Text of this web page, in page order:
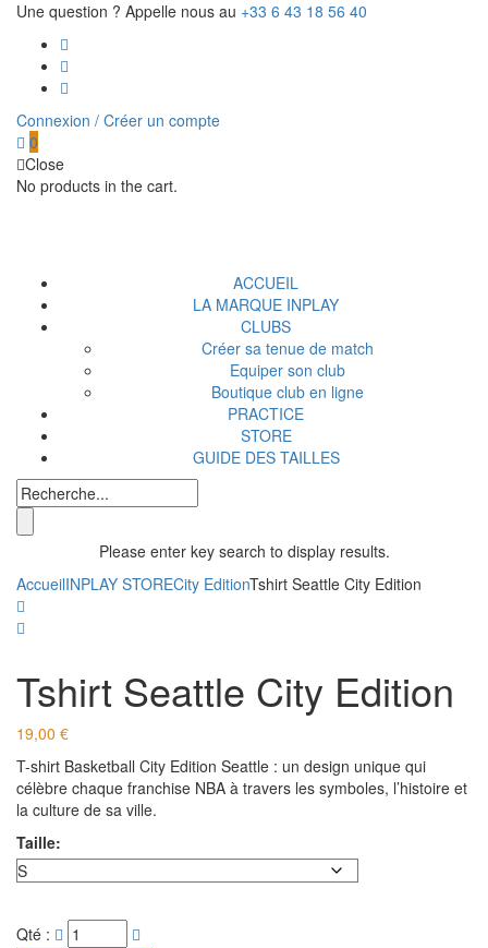
Une question ? Appelle nous au +33 6 43 18 56 40
Connexion / Créer un compte
0
Close
No products in the cart.
ACCUEIL
LA MARQUE INPLAY
CLUBS
Créer sa tenue de match
Equiper son club
Boutique club en ligne
PRACTICE
STORE
GUIDE DES TAILLES
Please enter key search to display results.
AccueilINPLAY STORECity EditionTshirt Seattle City Edition
Tshirt Seattle City Edition
19,00 €
T-shirt Basketball City Edition Seattle : un design unique qui
célèbre chaque franchise NBA à travers les symboles, l’histoire et
la culture de sa ville.
Taille:
Qté :